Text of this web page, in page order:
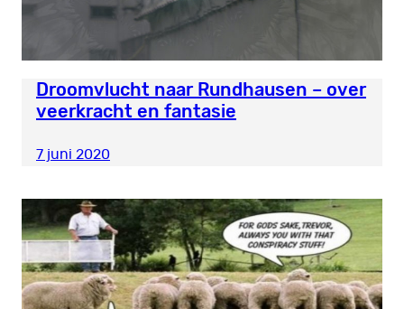
Droomvlucht naar Rundhausen – over
veerkracht en fantasie
7 juni 2020